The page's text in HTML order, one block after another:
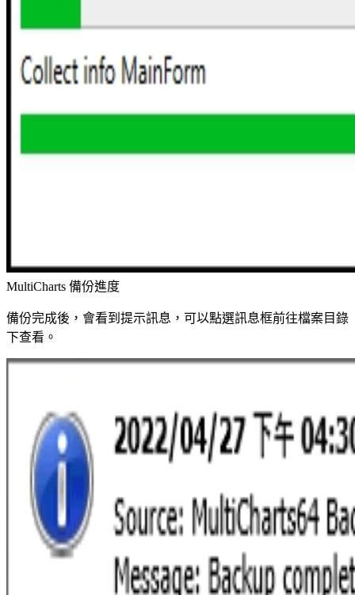
MultiCharts 備份進度
備份完成後，會看到提示訊息，可以點選訊息框前往檔案目錄
下查看。